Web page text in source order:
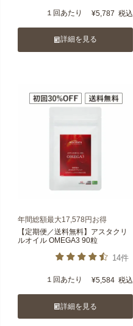
１回あたり ¥5,787 税込
詳細を見る
年間総額最大17,578円お得
【定期便／送料無料】アスタクリ
ルオイル OMEGA3 90粒
14件
１回あたり ¥5,584 税込
詳細を見る